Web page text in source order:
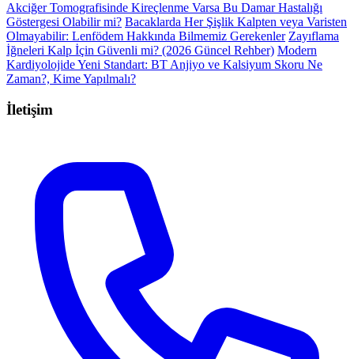
Akciğer Tomografisinde Kireçlenme Varsa Bu Damar Hastalığı
Göstergesi Olabilir mi? Bacaklarda Her Şişlik Kalpten veya Varisten
Olmayabilir: Lenfödem Hakkında Bilmemiz Gerekenler Zayıflama
İğneleri Kalp İçin Güvenli mi? (2026 Güncel Rehber) Modern
Kardiyolojide Yeni Standart: BT Anjiyo ve Kalsiyum Skoru Ne
Zaman?, Kime Yapılmalı?
İletişim